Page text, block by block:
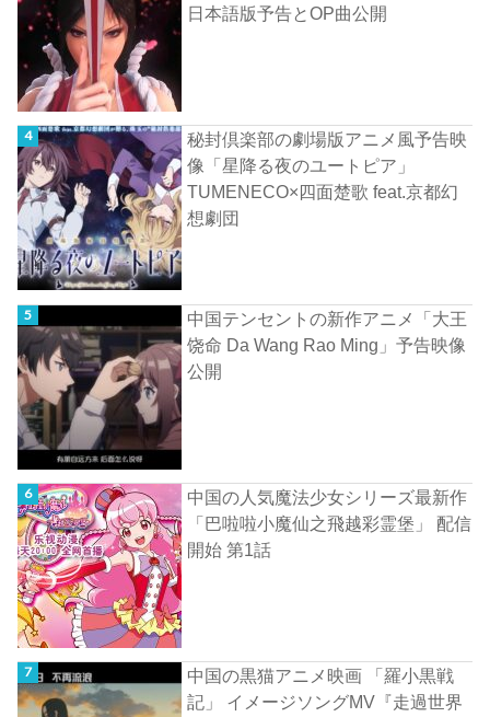
日本語版予告とOP曲公開
秘封倶楽部の劇場版アニメ風予告映
像「星降る夜のユートピア」
TUMENECO×四面楚歌 feat.京都幻
想劇団
中国テンセントの新作アニメ「大王
饶命 Da Wang Rao Ming」予告映像
公開
中国の人気魔法少女シリーズ最新作
「巴啦啦小魔仙之飛越彩霊堡」 配信
開始 第1話
中国の黒猫アニメ映画 「羅小黒戦
記」 イメージソングMV『走過世界